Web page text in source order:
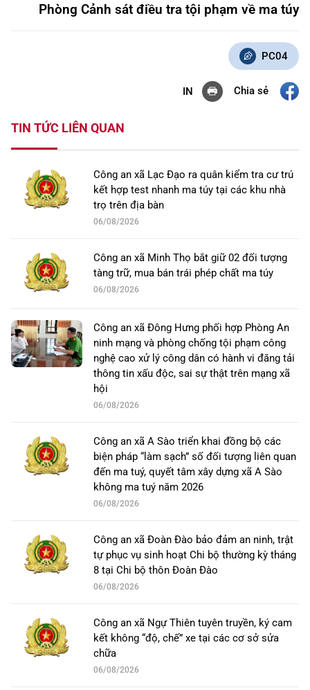
Phòng Cảnh sát điều tra tội phạm về ma túy
PC04
IN Chia sẻ
TIN TỨC LIÊN QUAN
Công an xã Lạc Đạo ra quân kiểm tra cư trú
kết hợp test nhanh ma túy tại các khu nhà
trọ trên địa bàn
06/08/2026
Công an xã Minh Thọ bắt giữ 02 đối tượng
tàng trữ, mua bán trái phép chất ma túy
06/08/2026
Công an xã Đông Hưng phối hợp Phòng An
ninh mạng và phòng chống tội phạm công
nghệ cao xử lý công dân có hành vi đăng tải
thông tin xấu độc, sai sự thật trên mạng xã
hội
06/08/2026
Công an xã A Sào triển khai đồng bộ các
biện pháp “làm sạch” số đối tượng liên quan
đến ma tuý, quyết tâm xây dựng xã A Sào
không ma tuý năm 2026
06/08/2026
Công an xã Đoàn Đào bảo đảm an ninh, trật
tự phục vụ sinh hoạt Chi bộ thường kỳ tháng
8 tại Chi bộ thôn Đoàn Đào
06/08/2026
Công an xã Ngự Thiên tuyên truyền, ký cam
kết không “độ, chế” xe tại các cơ sở sửa
chữa
06/08/2026